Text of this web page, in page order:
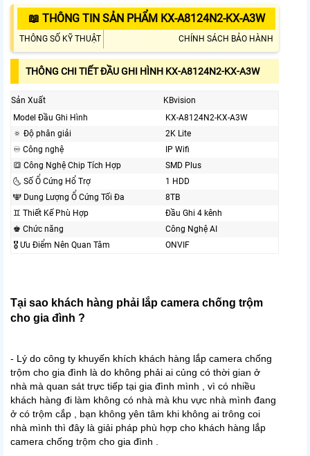
📖 THÔNG TIN SẢN PHẨM KX-A8124N2-KX-A3W
THÔNG SỐ KỸ THUẬT CHÍNH SÁCH BẢO HÀNH
THÔNG CHI TIẾT ĐẦU GHI HÌNH KX-A8124N2-KX-A3W
Sản Xuất
KBvision
Model Đầu Ghi Hình
KX-A8124N2-KX-A3W
🔅 Độ phân giải
2K Lite
♾ Công nghệ
IP Wifi
🔳 Công Nghệ Chip Tích Hợp
SMD Plus
🌜 Số Ổ Cứng Hổ Trợ
1 HDD
🕎 Dung Lượng Ổ Cứng Tối Đa
8TB
♊ Thiết Kế Phù Hợp
Đầu Ghi 4 kênh
♚ Chức năng
Công Nghệ AI
🎖️ Ưu Điểm Nên Quan Tâm
ONVIF
Tại sao khách hàng phải lắp camera chống trộm
cho gia đình ?
- Lý do công ty khuyến khích khách hàng lắp camera chống
trộm cho gia đình là do không phải ai củng có thời gian ở
nhà mà quan sát trực tiếp tại gia đình mình , vì có nhiều
khách hàng đi làm không có nhà mà khu vực nhà mình đang
ở có trộm cắp , bạn không yên tâm khi không ai trông coi
nhà mình thì đây là giải pháp phù hợp cho khách hàng lắp
camera chống trộm cho gia đình .